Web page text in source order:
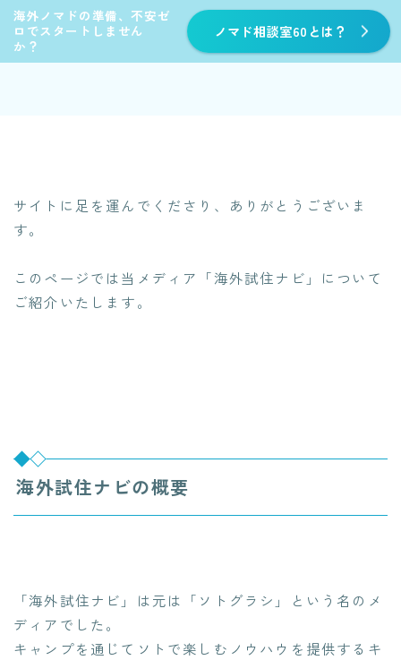
海外ノマドの準備、不安ゼ
ロでスタートしません
か？
ノマド相談室60とは？
サイトに足を運んでくださり、ありがとうございま
す。
このページでは当メディア「海外試住ナビ」について
ご紹介いたします。
海外試住ナビの概要
「海外試住ナビ」は元は「ソトグラシ」という名のメ
ディアでした。
キャンプを通じてソトで楽しむノウハウを提供するキ